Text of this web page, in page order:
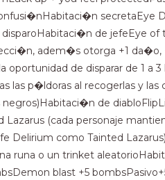
secretaEye
de jefeEye of
adem�s otorga +1 da�o,
oportunidad de disparar de 1 a
las p�ldoras al recogerlas y las
de
(cada personaje
Delirium como Tainted
runa o un trinket
blast +5